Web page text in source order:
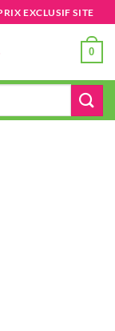
EXCLUSIF SITE
0